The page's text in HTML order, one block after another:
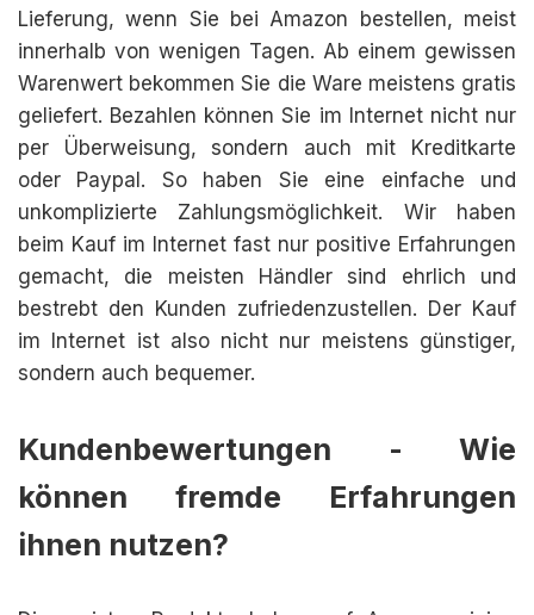
Lieferung, wenn Sie bei Amazon bestellen, meist
innerhalb von wenigen Tagen. Ab einem gewissen
Warenwert bekommen Sie die Ware meistens gratis
geliefert. Bezahlen können Sie im Internet nicht nur
per Überweisung, sondern auch mit Kreditkarte
oder Paypal. So haben Sie eine einfache und
unkomplizierte Zahlungsmöglichkeit. Wir haben
beim Kauf im Internet fast nur positive Erfahrungen
gemacht, die meisten Händler sind ehrlich und
bestrebt den Kunden zufriedenzustellen. Der Kauf
im Internet ist also nicht nur meistens günstiger,
sondern auch bequemer.
Kundenbewertungen - Wie
können fremde Erfahrungen
ihnen nutzen?